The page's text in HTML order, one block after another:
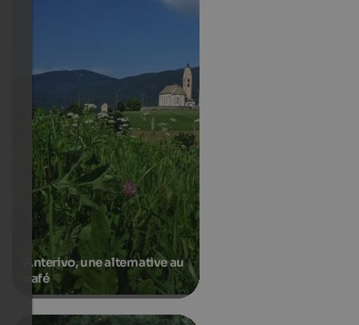
Anterivo, une alternative au
café